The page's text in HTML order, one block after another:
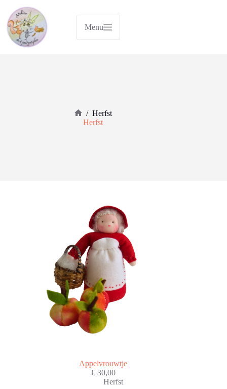
naar
inhoud
Menu
Home
/ Herfst
Herfst
Appelvrouwtje
€30,00
Herfst